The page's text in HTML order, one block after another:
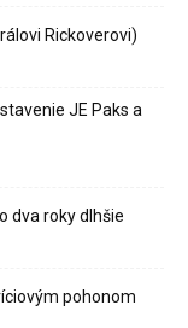
Rickoverovi)
JE Paks a
dva roky dlhšie
pohonom